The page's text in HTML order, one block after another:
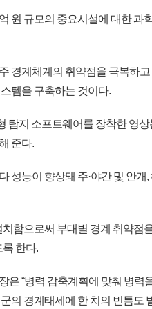
원 규모의 중요시설에 대한 과
경계체계의 취약점을 극복하고
템을 구축하는 것이다.
탐지 소프트웨어를 장착한 영상
준다.
성능이 향상돼 주·야간 및 안개
함으로써 부대별 경계 취약점
한다.
“병력 감축계획에 맞춰 병력
의 경계태세에 한 치의 빈틈도